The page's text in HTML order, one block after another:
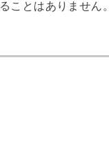
ことはありません。